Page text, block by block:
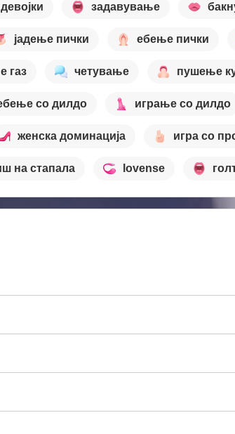
задавување
јадење пички ебење пички
газ четување пушење
со дилдо играње со дилдо
женска доминација игра со
на стапала lovense